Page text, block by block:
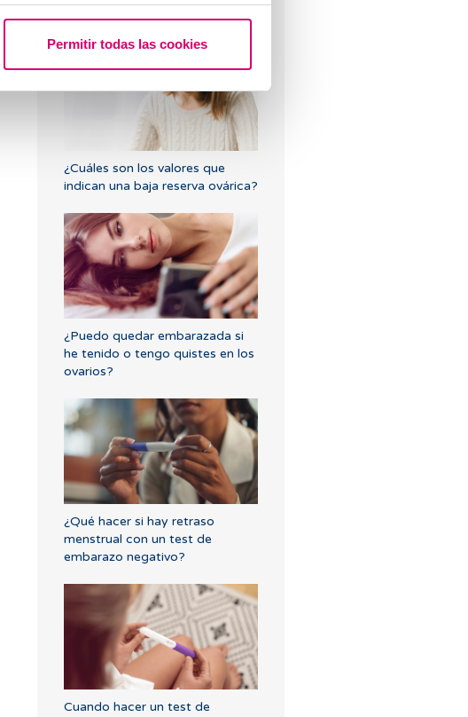
Permitir todas las cookies
implantación embrionaria?
¿Cuáles son los valores que
indican una baja reserva ovárica?
¿Puedo quedar embarazada si
he tenido o tengo quistes en los
ovarios?
¿Qué hacer si hay retraso
menstrual con un test de
embarazo negativo?
Cuando hacer un test de